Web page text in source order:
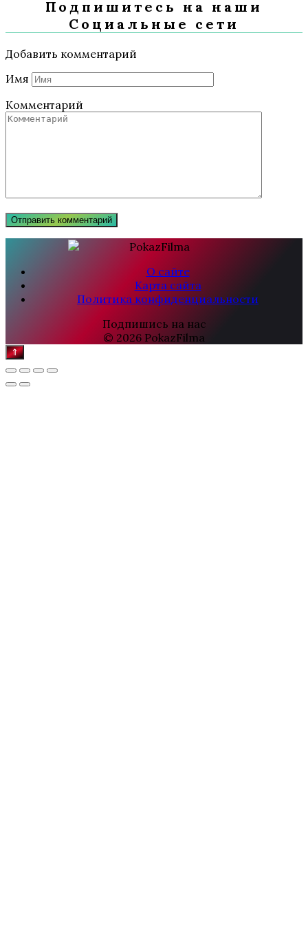
Подпишитесь на наши
Социальные сети
Добавить комментарий
Имя
Комментарий
О сайте
Карта сайта
Политика конфиденциальности
Подпишись на нас
© 2026 PokazFilma